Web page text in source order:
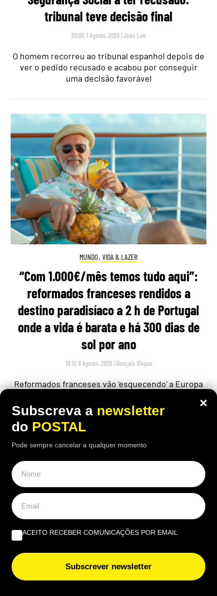
tribunal teve decisão final
20:00 7 Agosto, 2026 |João Luís
O homem recorreu ao tribunal espanhol depois de
ver o pedido recusado e acabou por conseguir
uma decisão favorável
MUNDO, VIDA & LAZER
“Com 1.000€/mês temos tudo aqui”:
reformados franceses rendidos a
destino paradisíaco a 2 h de Portugal
onde a vida é barata e há 300 dias de
sol por ano
18:10 8 Agosto, 2026 | Gonçalo Viegas
Reformados franceses vão 'esquecendo' a Europa
baixo e o clima quente a cerca de 2 horas de
Portugal
×
Subscreva a newsletter
do POSTAL
Pode sempre cancelar a qualquer momento
ACEITO RECEBER COMUNICAÇÕES POR EMAIL
Subscrever newsletter